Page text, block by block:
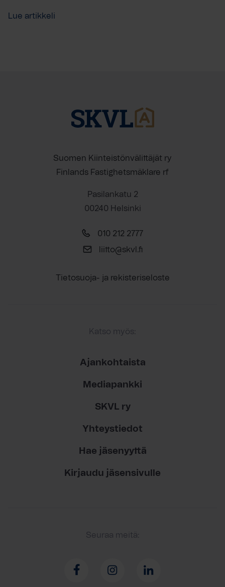
Lue artikkeli
Suomen Kiinteistönvälittäjät ry
Finlands Fastighetsmäklare rf
Pasilankatu 2
00240 Helsinki
010 212 2777
liitto@skvl.fi
Tietosuoja- ja rekisteriseloste
Katso myös:
Ajankohtaista
Mediapankki
SKVL ry
Yhteystiedot
Hae jäsenyyttä
Kirjaudu jäsensivulle
Seuraa meitä: